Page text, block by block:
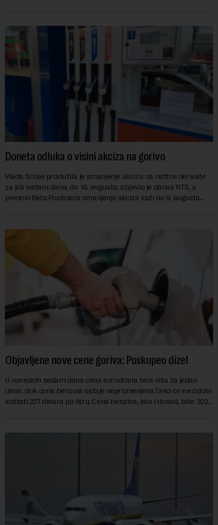
Doneta odluka o visini akciza na gorivo
Vlada Srbije produžila je smanjenje akciza na naftne derivate
za još sedam dana, do 16. avgusta, objavio je danas RTS, a
prenosi Beta.Postojeće smanjenje akciza važi do 9. avgusta
Objavljene nove cene goriva: Poskupeo dizel
U narednih sedam dana cena evrodizela biće viša za jedan
dinar, dok cena benzina ostaje nepromenjena.Tako će evrodizel
koštati 227 dinara po litru. Cena benzina, kao i dosad, biće 202